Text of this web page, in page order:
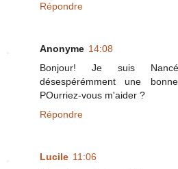
Répondre
Anonyme 14:08
Bonjour! Je suis
désespérémment une
POurriez-vous m'aider ?
Répondre
Lucile 11:06